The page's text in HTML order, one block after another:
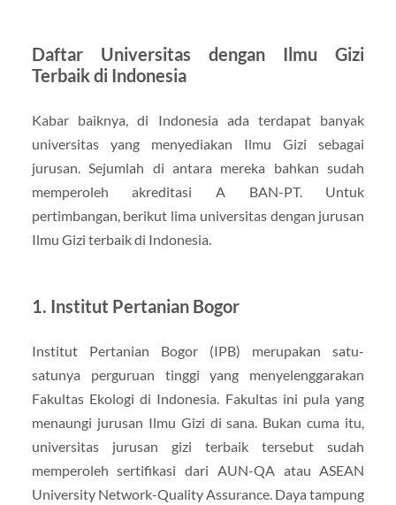
Daftar Universitas dengan Ilmu Gizi
Terbaik di Indonesia
Kabar baiknya, di Indonesia ada terdapat banyak
universitas yang menyediakan Ilmu Gizi sebagai
jurusan. Sejumlah di antara mereka bahkan sudah
memperoleh akreditasi A BAN-PT. Untuk
pertimbangan, berikut lima universitas dengan jurusan
Ilmu Gizi terbaik di Indonesia.
1. Institut Pertanian Bogor
Institut Pertanian Bogor (IPB) merupakan satu-
satunya perguruan tinggi yang menyelenggarakan
Fakultas Ekologi di Indonesia. Fakultas ini pula yang
menaungi jurusan Ilmu Gizi di sana. Bukan cuma itu,
universitas jurusan gizi terbaik tersebut sudah
memperoleh sertifikasi dari AUN-QA atau ASEAN
University Network-Quality Assurance. Daya tampung